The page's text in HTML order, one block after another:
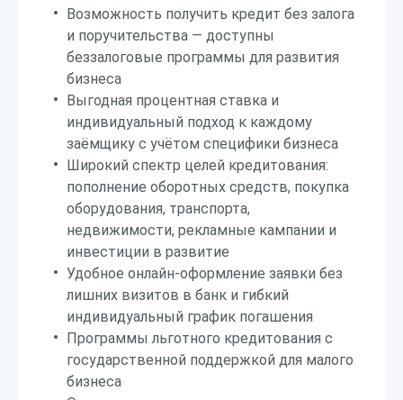
Возможность получить кредит без залога
и поручительства — доступны
беззалоговые программы для развития
бизнеса
Выгодная процентная ставка и
индивидуальный подход к каждому
заёмщику с учётом специфики бизнеса
Широкий спектр целей кредитования:
пополнение оборотных средств, покупка
оборудования, транспорта,
недвижимости, рекламные кампании и
инвестиции в развитие
Удобное онлайн-оформление заявки без
лишних визитов в банк и гибкий
индивидуальный график погашения
Программы льготного кредитования с
государственной поддержкой для малого
бизнеса